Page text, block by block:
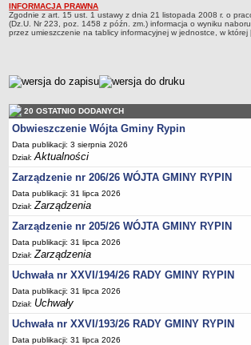
Budżet
Zmiany budżetu
Dług publiczny
Realizacja inwestycji
Sprawozdania z wykonania budżetu
Sprawozdania kwartalne RB
Sprawozdania finansowe
Informacje z wykonania budżetu gminy (w tym
Interpretacje indywidualne
SPRAWY DO ZAŁATWIENIA
BUDOWA PRZYDOMOWYCH
DOFINANSOWANIE
Preferencyjny zakup węgla
Wykaz spraw
INFORMACJA PRAWNA
Zgodnie z art. 15 ust. 1 ustawy z dnia 21 listopada 2008 r. o
(Dz.U. Nr 223, poz. 1458 z późn. zm.) informacja o wyniku
przez umieszczenie na tablicy informacyjnej w jednostce, w której
metryczka
20 OSTATNIO DODANYCH
Obwieszczenie Wójta Gminy Rypin
Data publikacji: 3 sierpnia 2026
Dział:Aktualności
Zarządzenie nr 206/26 WÓJTA GMINY RYPIN
Data publikacji: 31 lipca 2026
Dział:Zarządzenia
Zarządzenie nr 205/26 WÓJTA GMINY RYPIN
Data publikacji: 31 lipca 2026
Dział:Zarządzenia
Uchwała nr XXVI/194/26 RADY GMINY RYPIN
Data publikacji: 31 lipca 2026
Dział: Uchwały
Uchwała nr XXVI/193/26 RADY GMINY RYPIN
Data publikacji: 31 lipca 2026